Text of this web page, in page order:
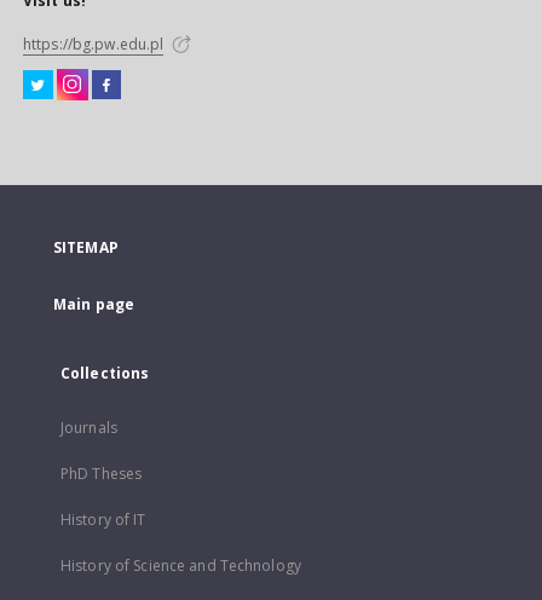
https://bg.pw.edu.pl
SITEMAP
Main page
Collections
Journals
PhD Theses
History of IT
History of Science and Technology